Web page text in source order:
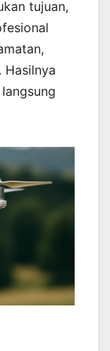
tujuan,
Hasilnya